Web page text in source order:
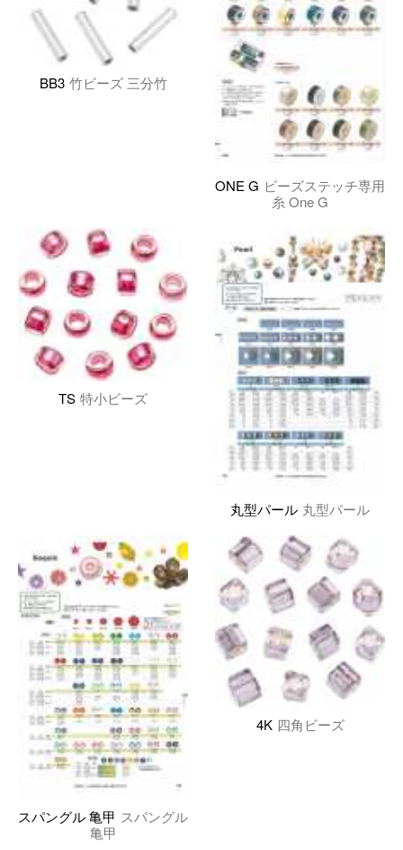
BB3 竹ビーズ 三分竹
ONE G ビーズステッチ専用
糸 One G
TS 特小ビーズ
丸型パール 丸型パール
スパングル 亀甲 スパングル
亀甲
4K 四角ビーズ